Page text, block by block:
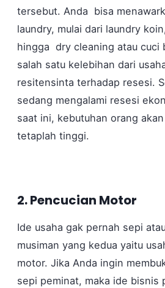
tersebut. Anda bisa
laundry, mulai dari laundry
hingga dry cleaning atau cuci
salah satu kelebihan dari
resitensinta terhadap resesi.
sedang mengalami resesi
saat ini, kebutuhan orang
tetaplah tinggi.
2. Pencucian Motor
Ide usaha gak pernah sepi
musiman yang kedua yaitu
motor. Jika Anda ingin
sepi peminat, maka ide bisnis